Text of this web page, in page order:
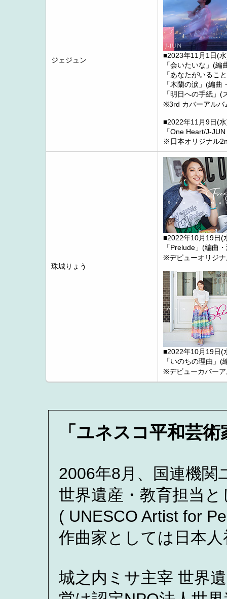
ジェジュン
■2023年11月1日(
「会いたいな」(編
「あなたがいるこ
「木蘭の涙」(編曲
「明日への手紙」
※3rd カバーアルバ
■2022年11月9日(
「One Heart/J-
※日本オリジナル
珠城りょう
■2022年10月19日(
「Prelude」(編曲
※デビューオリジ
■2022年10月19日(
「いのちの理由」(
※デビューカバー
「ユネスコ平和芸
2006年8月、国連機関
世界遺産・教育担当
( UNESCO Artist for
作曲家としては日本人
城之内ミサ主宰 世界